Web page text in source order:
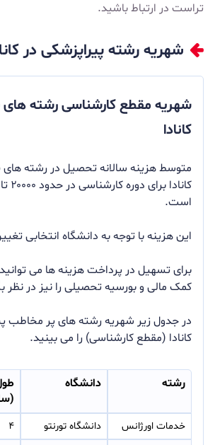
تراست در ارتباط باشید.
شهریه رشته پیراپزشکی در
شهریه مقطع کارشناسی رشته های
کانادا
متوسط ​​هزینه سالانه تحصیل در رشته های
است.
این هزینه با توجه به دانشگاه انتخابی
برای تسهیل در پرداخت هزینه ها می
کمک مالی و بورسیه تحصیلی را نیز در نظر
در جدول زیر شهریه رشته های پر مخاطب
کانادا (مقطع کارشناسی) را می بینید.
رشته دانشگاه
خدمات اورژانس دانشگاه تورنتو ۴